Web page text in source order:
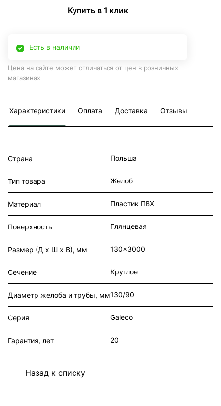
Купить в 1 клик
Есть в наличии
Цена на сайте может отличаться от цен в розничных
магазинах
Характеристики Оплата Доставка Отзывы
Страна Польша
Тип товара Желоб
Материал Пластик ПВХ
Поверхность Глянцевая
Размер (Д х Ш х В), мм 130x3000
Сечение Круглое
Диаметр желоба и трубы, мм130/90
Серия Galeco
Гарантия, лет 20
Назад к списку